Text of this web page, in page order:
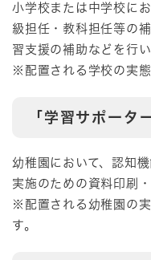
小学校または中学校に
級担任・教科担任等の
習支援の補助などを行い
※配置される学校の実態
「学習サポータ
幼稚園において、認知
実施のための資料印刷
※配置される幼稚園の
す。